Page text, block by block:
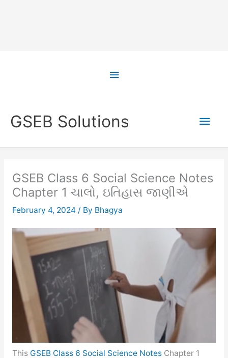
Above
GSEB Solutions
Main
GSEB Class 6 Social Science Notes
Chapter 1 ચાલો, ઇતિહાસ જાણીએ
February 4, 2024 / By Bhagya
This GSEB Class 6 Social Science NotesChapter 1